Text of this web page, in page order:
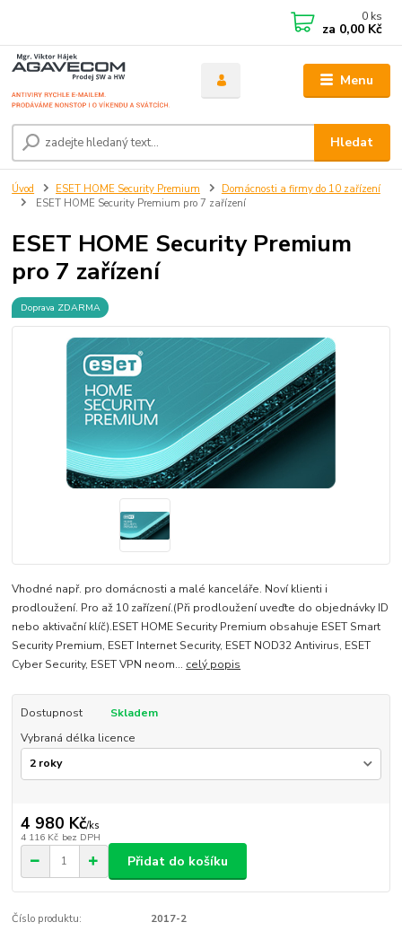
Menu
Hledat
0 ks
za 0,00 Kč
Úvod ESET HOME Security Premium
Domácnosti a firmy do 10 zařízení
ESET HOME Security Premium pro 7 zařízení
ESET HOME Security Premium
pro 7 zařízení
Doprava ZDARMA
Vhodné např. pro domácnosti a malé kanceláře. Noví klienti i
prodloužení. Pro až 10 zařízení.(Při prodloužení uveďte do objednávky ID
nebo aktivační klíč).ESET HOME Security Premium obsahuje ESET Smart
Security Premium, ESET Internet Security, ESET NOD32 Antivirus, ESET
Cyber Security, ESET VPN neom... celý popis
Dostupnost
Skladem
Vybraná délka licence
4 980 Kč/ks
4 116 Kč bez DPH
Přidat do košíku
Číslo produktu: 2017-2